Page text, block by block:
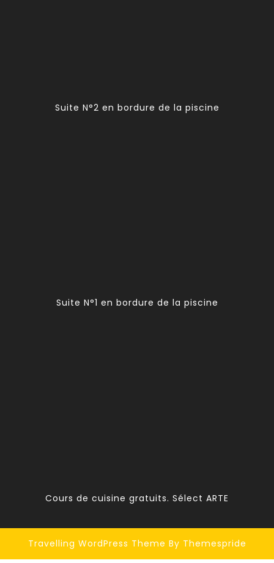
Suite N°2 en bordure de la piscine
Suite N°1 en bordure de la piscine
Cours de cuisine gratuits. Sélect ARTE
Travelling WordPress Theme By Themespride